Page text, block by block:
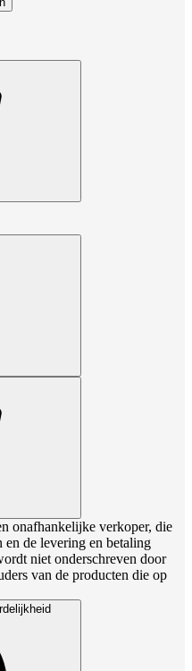
onafhankelijke verkoper, die
en de levering en betaling
niet onderschreven door
van de producten die op